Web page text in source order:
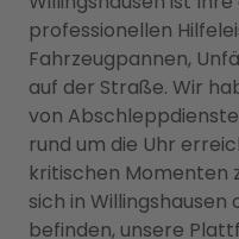
professionellen
Fahrzeugpannen,
auf der Straße. Wir
von
rund um die Uhr
kritischen Momenten
sich in
befinden, unsere